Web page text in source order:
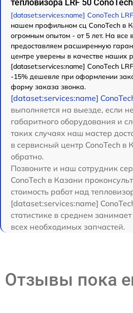
[dataset:services:name] ConoTech
нашем профильном сц ConoTech в
огромным опытом - от 5 лет. На все
предоставляем расширенную
центре уверены в качестве наших
[dataset:services:name] ConoTech
-15% дешевле при оформлении
форму заказа звонка.
[dataset:services:name]
выполняется на выезде, если
габаритного оборудования и
таких случаях наш мастер
в сервисный центр ConoTech в
обратно.
Позвоните и наш сотрудник
ConoTech в Казани
стоимость работ над
[dataset:services:name]
статистике в среднем
всех необходимых запчастей.
Отзывы пока